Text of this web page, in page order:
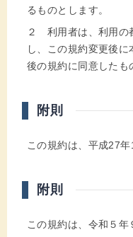
るものとします。
２ 利用者は、利用の
し、この規約変更後
後の規約に同意したも
附則
この規約は、平成27年
附則
この規約は、令和５年